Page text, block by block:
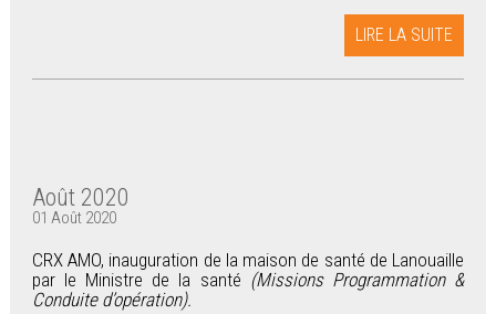
LIRE LA SUITE
Août 2020
01 Août 2020
CRX AMO, inauguration de la maison de santé de Lanouaille
par le Ministre de la santé (Missions Programmation &
Conduite d’opération).